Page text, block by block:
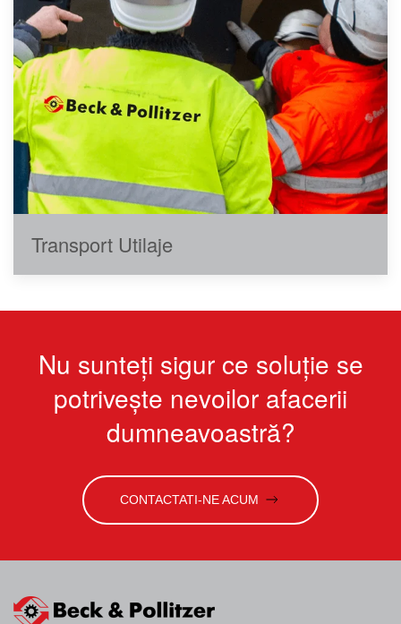
Transport Utilaje
Nu sunteți sigur ce soluție se
potrivește nevoilor afacerii
dumneavoastră?
CONTACTATI-NE ACUM